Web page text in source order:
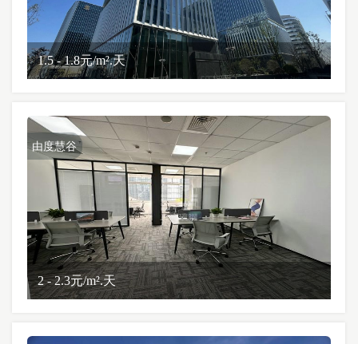
1.5 - 1.8元/m².天
由度慧谷
2 - 2.3元/m².天